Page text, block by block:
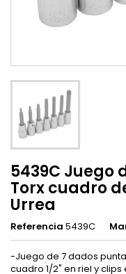
5439C Juego
Torx cuadro
Urrea
Referencia 5439C
-Juego de 7 dados punta
cuadro 1/2" en riel y clips